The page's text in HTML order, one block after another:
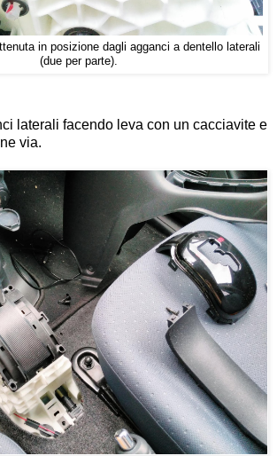
in posizione dagli agganci a dentello laterali
(due per parte).
laterali facendo leva con un cacciavite e
via.